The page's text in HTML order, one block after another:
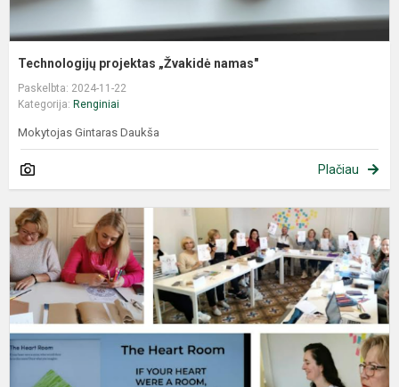
Technologijų projektas „Žvakidė namas"
Paskelbta: 2024-11-22
Kategorija: Renginiai
Mokytojas Gintaras Daukša
Plačiau